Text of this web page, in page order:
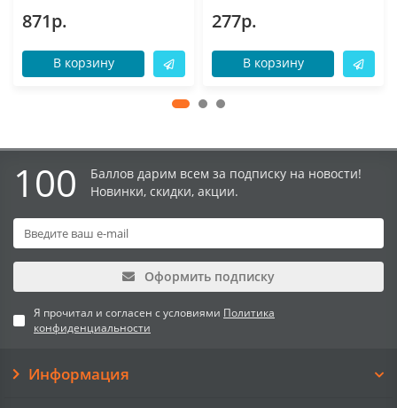
871р.
В корзину
277р.
В корзину
100
Баллов дарим всем за подписку на новости!
Новинки, скидки, акции.
Оформить подписку
Я прочитал и согласен с условиями Политика
конфиденциальности
Информация